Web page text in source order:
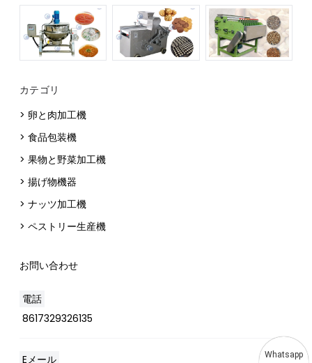
カテゴリ
> 卵と肉加工機
> 食品包装機
> 果物と野菜加工機
> 揚げ物機器
> ナッツ加工機
> ペストリー生産機
お問い合わせ
電話
8617329326135
Eメール Whatsapp